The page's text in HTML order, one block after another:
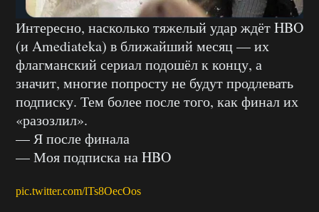
Интересно, насколько тяжелый удар ждёт HBO
(и Amediateka) в ближайший месяц — их
флагманский сериал подошёл к концу, а
значит, многие попросту не будут продлевать
подписку. Тем более после того, как финал их
«разозлил».
— Я после финала
— Моя подписка на HBO
pic.twitter.com/lTs8OecOos